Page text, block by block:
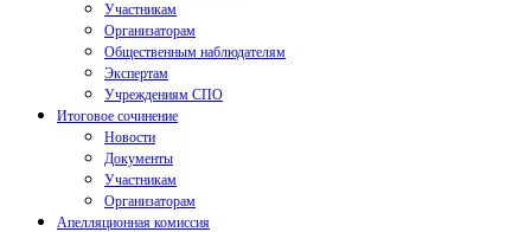
Участникам
Организаторам
Общественным наблюдателям
Экспертам
Учреждениям СПО
Итоговое сочинение
Новости
Документы
Участникам
Организаторам
Апелляционная комиссия